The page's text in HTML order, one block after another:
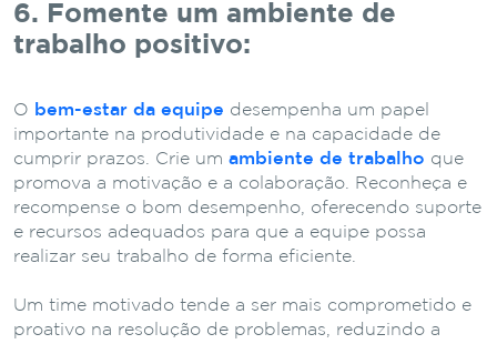
6. Fomente um ambiente de
trabalho positivo:
O bem-estar da equipe desempenha um papel
importante na produtividade e na capacidade de
cumprir prazos. Crie um ambiente de trabalho que
promova a motivação e a colaboração. Reconheça e
recompense o bom desempenho, oferecendo suporte
e recursos adequados para que a equipe possa
realizar seu trabalho de forma eficiente.
Um time motivado tende a ser mais comprometido e
proativo na resolução de problemas, reduzindo a